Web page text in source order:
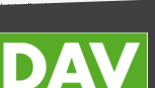
Jetzt selber bewerten!